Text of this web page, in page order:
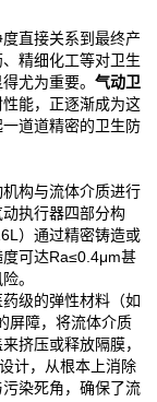
直接关系到最终产
精细化工等对卫生
尤为重要。气动卫
能，正逐渐成为这
道道精密的卫生防
构与流体介质进行
执行器四部分构
）通过精密铸造或
可达Ra≤0.4μm甚
。
级的弹性材料（如
屏障，将流体介质
挤压或释放隔膜，
计，从根本上消除
染死角，确保了流